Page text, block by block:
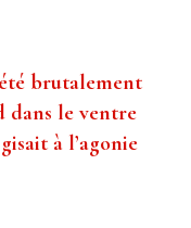
brutalement
dans le ventre
à l’agonie